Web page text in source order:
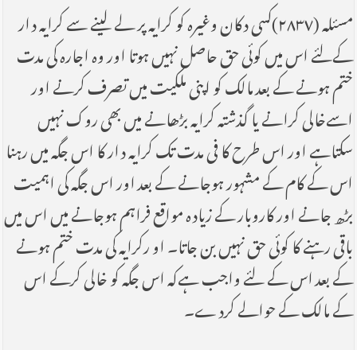
مسئلہ (۲۸۳۷)کسی دکان وغیرہ کو کرایہ پر لے لینے سے کرایہ دار
کےلئے اس میں کوئی حق حاصل نہیں ہوتا اور وہ اجارہ کی مدت
ختم ہونے کے بعد مالک کو اپنی ملکیت میں تصرف کرنے اور
اسےخالی کرانے یا گذشتہ کرایہ بڑھانے میں بھی روک نہیں
سکتاہے اور اس طرح کا فی مدت تک کرایہ دار کا اس جگہ میں رہنا
اس کے کام کے مشہور ہوجانے کے بعد اور اس جگہ کی اہمیت
بڑھ جانے اور کاروبار کے زیادہ مواقع فراہم ہوجانے میں اس میں
باقی رہنے کا کوئی حق نہیں بن جاتا۔ او رکرایہ کی مدت ختم ہونے
کے بعد اس کے لئے واجب ہےکہ اس جگہ کو خالی کرکے اس
کے مالک کے حوالے کردے۔